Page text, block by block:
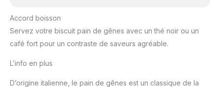
Accord boisson
Servez votre biscuit pain de gênes avec un thé noir ou un
café fort pour un contraste de saveurs agréable.
L’info en plus
D’origine italienne, le pain de gênes est un classique de la